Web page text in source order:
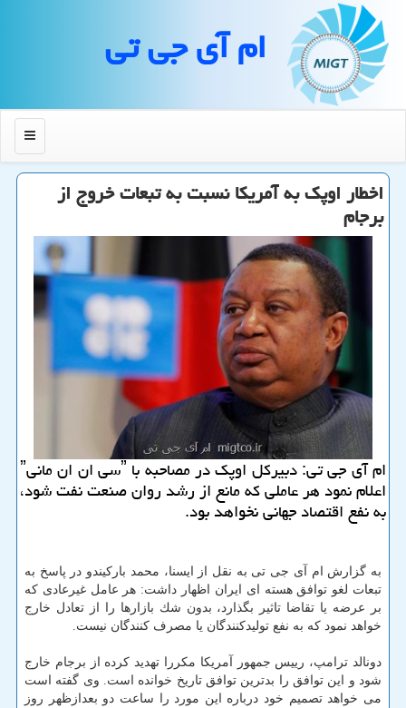
ام آی جی تی
منو
اخطار اوپك به آمریكا نسبت به تبعات خروج از
برجام
ام آی جی تی: دبیركل اوپك در مصاحبه با ˮسی ان ان مانیˮ
اعلام نمود هر عاملی كه مانع از رشد روان صنعت نفت شود،
به نفع اقتصاد جهانی نخواهد بود.
به گزارش ام آی جی تی به نقل از ایسنا، محمد باركیندو در پاسخ به
تبعات لغو توافق هسته ای ایران اظهار داشت: هر عامل غیرعادی كه
بر عرضه یا تقاضا تاثیر بگذارد، بدون شك بازارها را از تعادل خارج
خواهد نمود كه به نفع تولیدكنندگان یا مصرف كنندگان نیست.
دونالد ترامپ، رییس جمهور آمریكا مكررا تهدید كرده از برجام خارج
شود و این توافق را بدترین توافق تاریخ خوانده است. وی گفته است
می خواهد تصمیم خود درباره این مورد را ساعت دو بعدازظهر روز